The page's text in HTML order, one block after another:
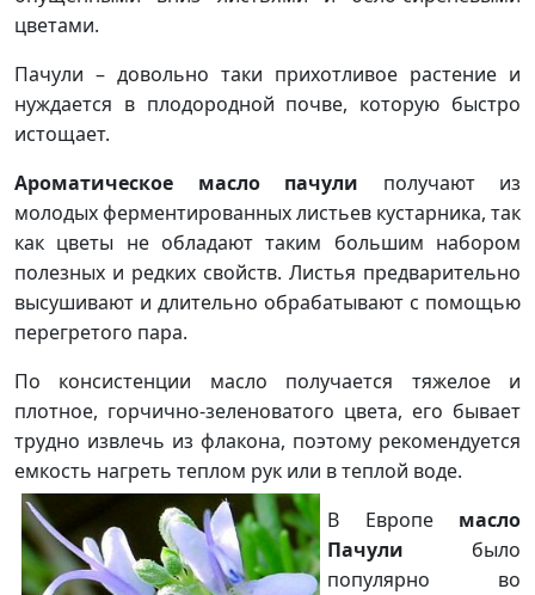
цветами.
Пачули – довольно таки прихотливое растение и
нуждается в плодородной почве, которую быстро
истощает.
Ароматическое масло пачули получают из
молодых ферментированных листьев кустарника, так
как цветы не обладают таким большим набором
полезных и редких свойств. Листья предварительно
высушивают и длительно обрабатывают с помощью
перегретого пара.
По консистенции масло получается тяжелое и
плотное, горчично-зеленоватого цвета, его бывает
трудно извлечь из флакона, поэтому рекомендуется
емкость нагреть теплом рук или в теплой воде.
В Европе масло
Пачули было
популярно во